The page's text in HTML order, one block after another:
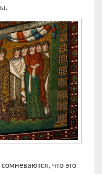
что это